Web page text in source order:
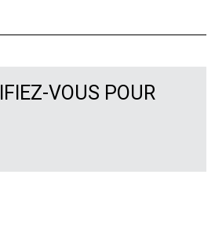
VOUS POUR